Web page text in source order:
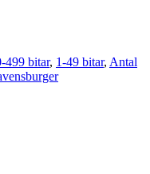
499 bitar, 1-49 bitar, Antal